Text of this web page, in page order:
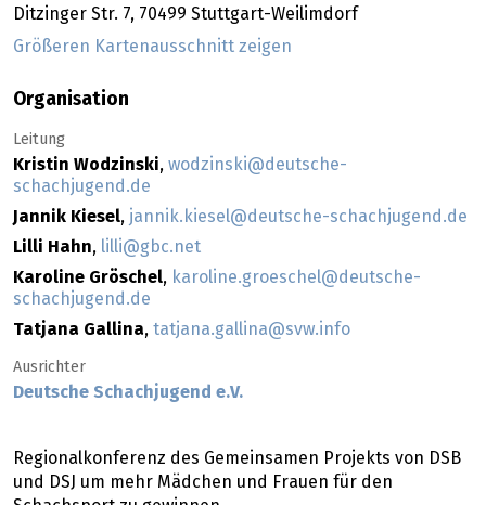
Ditzinger Str. 7, 70499 Stuttgart-Weilimdorf
Größeren Kartenausschnitt zeigen
Organisation
Leitung
Kristin Wodzinski, wodzinski@deutsche-
schachjugend.de
Jannik Kiesel, jannik.kiesel@deutsche-schachjugend.de
Lilli Hahn, lilli@gbc.net
Karoline Gröschel, karoline.groeschel@deutsche-
schachjugend.de
Tatjana Gallina, tatjana.gallina@svw.info
Ausrichter
Deutsche Schachjugend e.V.
Regionalkonferenz des Gemeinsamen Projekts von DSB
und DSJ um mehr Mädchen und Frauen für den